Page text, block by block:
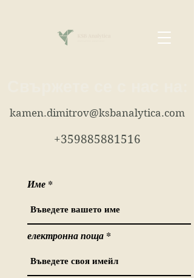
kamen.dimitrov@ksbanalytica.com
+359885881516
Име
електронна поща